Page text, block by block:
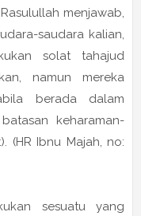
menjawab,
saudara kalian,
solat tahajud
namun mereka
berada dalam
keharaman-
(HR Ibnu Majah, no:
sesuatu yang